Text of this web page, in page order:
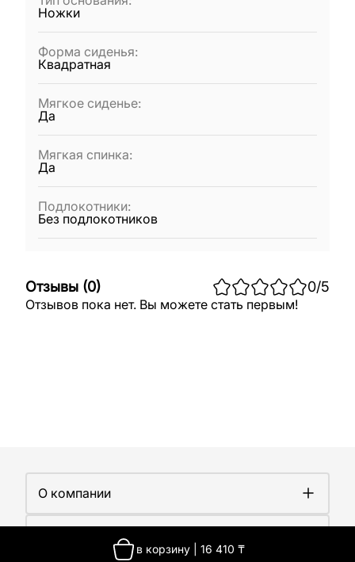
в корзину| 16 410 ₸
Ножки
Форма сиденья:
Квадратная
Мягкое сиденье:
Да
Мягкая спинка:
Да
Подлокотники:
Без подлокотников
Отзывы (0) 0/5
Отзывов пока нет. Вы можете стать первым!
О компании